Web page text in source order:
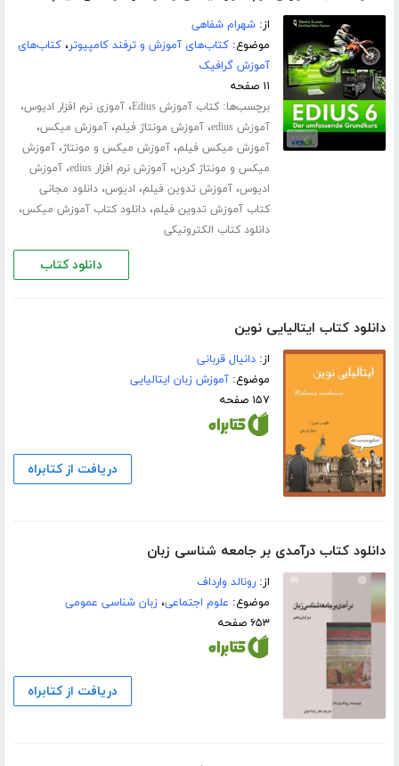
از:شهرام شفاهی
موضوع:کتاب‌های آموزش و ترفند کامپیوتر،کتاب‌های
آموزش گرافیک
۱۱ صفحه
برچسب‌ها:کتاب آموزش Edius ،آموزی نرم افزار ادیوس،
آموزش edius ،آموزش مونتاژ فیلم،آموزش میکس،
آموزش میکس فیلم،آموزش میکس و مونتاژ،آموزش
میکس و مونتاژ کردن،آموزش نرم افزار edius ،آموزش
ادیوس،آموزش تدوین فیلم، ادیوس،دانلود مجانی
کتاب آموزش تدوین فیلم،دانلود کتاب آموزش میکس،
دانلود کتاب الکترونیکی
دانلود کتاب
دانلود کتاب ایتالیایی نوین
از:دانیال قربانی
موضوع:آموزش زبان ایتالیایی
۱۵۷ صفحه
دریافت از کتابراه
دانلود کتاب درآمدی بر جامعه شناسی زبان
از:رونالد وارداف
موضوع: علوم اجتماعی،زبان شناسی عمومی
۶۵۳ صفحه
دریافت از کتابراه